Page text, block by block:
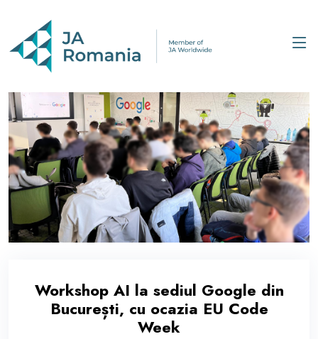
Workshop AI la sediul Google din
București, cu ocazia EU Code
Week